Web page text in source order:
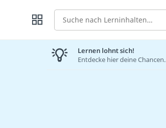
Suche
Lernen lohnt sich!
Entdecke hier deine Chancen.